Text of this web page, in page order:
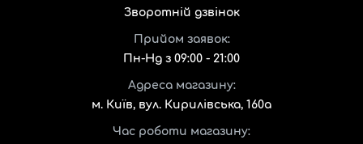
Зворотній дзвінок
Прийом заявок:
Пн-Нд з 09:00 - 21:00
Адреса магазину:
м. Київ, вул. Кирилівська, 160а
Час роботи магазину: